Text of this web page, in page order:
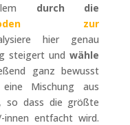
durch die
zur
hier genau
steigert undwähle
ganz bewusst
Mischung aus
so dass die größte
innen entfacht wird.